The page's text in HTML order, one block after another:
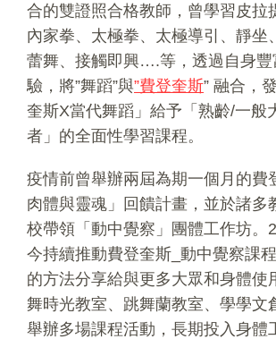
合的雙證照合格教師，曾學習皮拉
內家拳、太極拳、太極導引、靜坐
蕾舞、接觸即興….等，透過自身豐
驗，將”舞蹈”與”費登奎斯” 融合，
奎斯X當代舞蹈」給予「熟齡/一般
者」的全面性學習課程。
疫情前曾舉辦兩屆為期一個月的費
肉體與靈魂」回饋計畫，並於諸多
校帶領「動中覺察」團體工作坊。
今持續推動費登奎斯_動中覺察課
的方法分享給與更多大眾和身體使
舞時光教室、跳舞蘭教室、學學文
舉辦多場課程活動，長期投入身體